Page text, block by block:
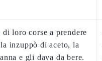
loro corse a prendere
inzuppò di aceto, la
e gli dava da bere.